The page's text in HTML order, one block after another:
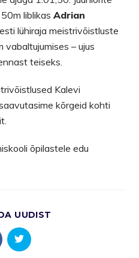
liblikasAdrian
lühiraja meistrivõistluste
– ujus
teiseks.
Kalevi
kõrgeid kohti
õpilastele edu
UUDIST